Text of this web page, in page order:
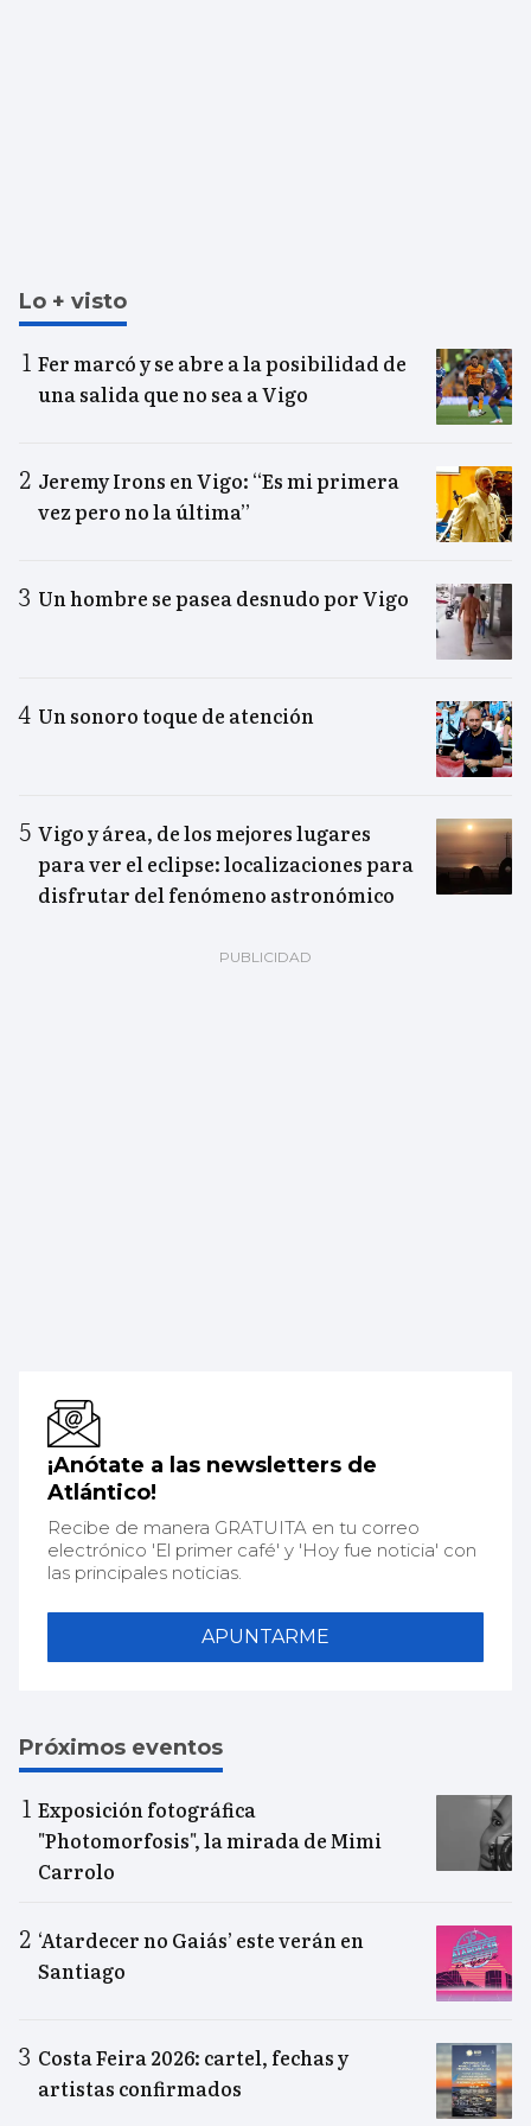
Lo + visto
Fer marcó y se abre a la posibilidad de
una salida que no sea a Vigo
Jeremy Irons en Vigo: “Es mi primera
vez pero no la última”
Un hombre se pasea desnudo por Vigo
Un sonoro toque de atención
Vigo y área, de los mejores lugares
para ver el eclipse: localizaciones para
disfrutar del fenómeno astronómico
¡Anótate a las newsletters de
Atlántico!
Recibe de manera GRATUITA en tu correo
electrónico 'El primer café' y 'Hoy fue noticia' con
las principales noticias.
APUNTARME
Próximos eventos
Exposición fotográfica
"Photomorfosis", la mirada de Mimi
Carrolo
‘Atardecer no Gaiás’ este verán en
Santiago
Costa Feira 2026: cartel, fechas y
artistas confirmados